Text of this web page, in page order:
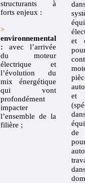
structurants à
forts enjeux :
>
environnemental
: avec l’arrivée
du moteur
électrique et
l’évolution du
mix énergétique
qui vont
profondément
impacter
l’ensemble de la
filière ;
et
de